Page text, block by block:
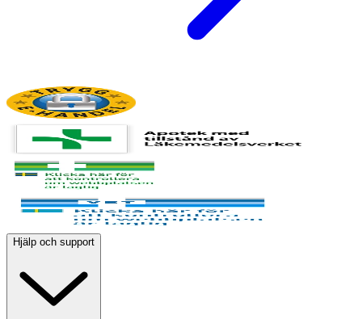
Hjälp och support